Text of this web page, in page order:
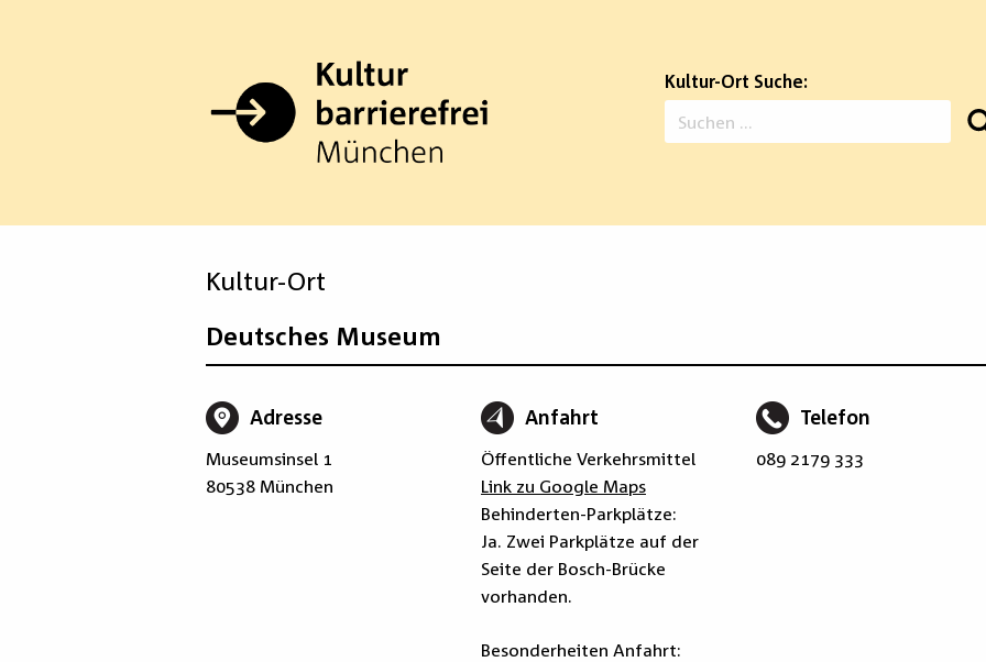
Kultur-Ort Suche:
Suchen
nach:
Kultur-Ort
Deutsches Museum
Adresse
Museumsinsel 1
80538 München
Anfahrt
Öffentliche Verkehrsmittel
Link zu Google Maps
Behinderten-Parkplätze:
Ja. Zwei Parkplätze auf der
Seite der Bosch-Brücke
vorhanden.
Besonderheiten Anfahrt:
Telefon
089 2179 333